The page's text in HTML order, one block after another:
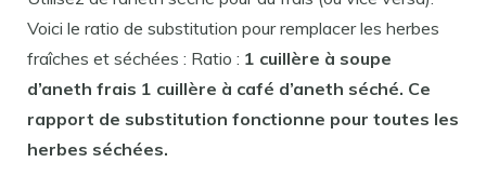
Voici le ratio de substitution pour remplacer les herbes
fraîches et séchées : Ratio : 1 cuillère à soupe
d’aneth frais 1 cuillère à café d’aneth séché. Ce
rapport de substitution fonctionne pour toutes les
herbes séchées.